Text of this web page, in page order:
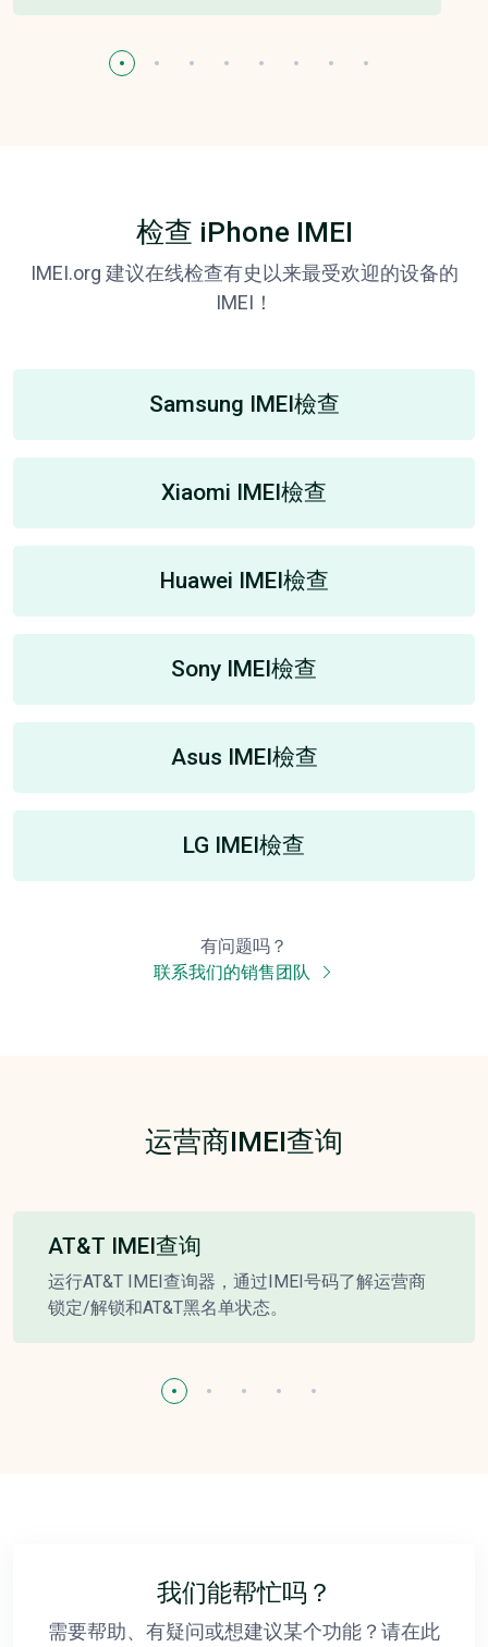
检查 iPhone IMEI
IMEI.org 建议在线检查有史以来最受欢迎的设备的
IMEI！
Samsung IMEI檢查
Xiaomi IMEI檢查
Huawei IMEI檢查
Sony IMEI檢查
Asus IMEI檢查
LG IMEI檢查
有问题吗？
联系我们的销售团队
运营商IMEI查询
AT&T IMEI查询
运行AT&T IMEI查询器，通过IMEI号码了解运营商
锁定/解锁和AT&T黑名单状态。
我们能帮忙吗？
需要帮助、有疑问或想建议某个功能？请在此